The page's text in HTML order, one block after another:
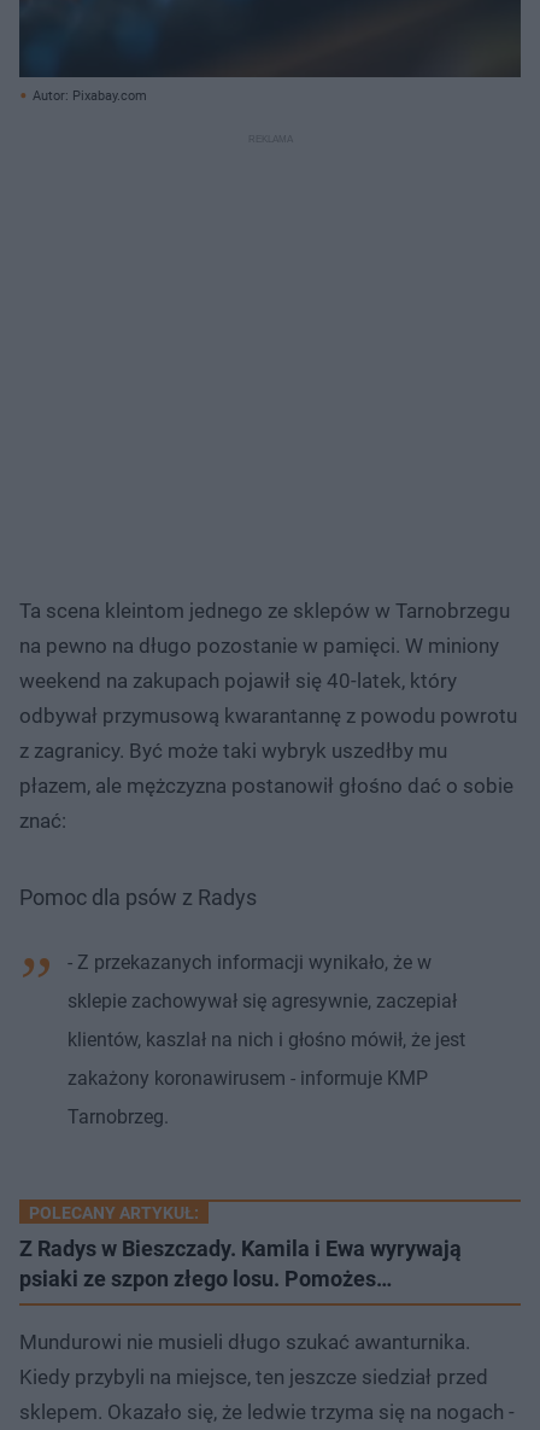
Autor: Pixabay.com
Ta scena kleintom jednego ze sklepów w Tarnobrzegu
na pewno na długo pozostanie w pamięci. W miniony
weekend na zakupach pojawił się 40-latek, który
odbywał przymusową kwarantannę z powodu powrotu
z zagranicy. Być może taki wybryk uszedłby mu
płazem, ale mężczyzna postanowił głośno dać o sobie
znać:
Pomoc dla psów z Radys
- Z przekazanych informacji wynikało, że w
sklepie zachowywał się agresywnie, zaczepiał
klientów, kaszlał na nich i głośno mówił, że jest
zakażony koronawirusem - informuje KMP
Tarnobrzeg.
POLECANY ARTYKUŁ:
Z Radys w Bieszczady. Kamila i Ewa wyrywają
psiaki ze szpon złego losu. Pomożes…
Mundurowi nie musieli długo szukać awanturnika.
Kiedy przybyli na miejsce, ten jeszcze siedział przed
sklepem. Okazało się, że ledwie trzyma się na nogach -